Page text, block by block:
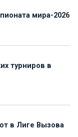
мира-2026
турниров в
в Лиге Вызова